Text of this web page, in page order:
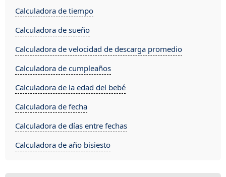
Calculadora de tiempo
Calculadora de sueño
Calculadora de velocidad de descarga promedio
Calculadora de cumpleaños
Calculadora de la edad del bebé
Calculadora de fecha
Calculadora de días entre fechas
Calculadora de año bisiesto